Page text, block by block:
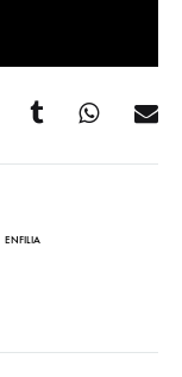
ENFILIA